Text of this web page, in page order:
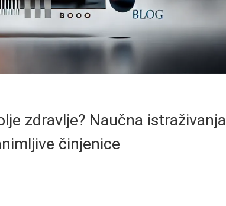
zdravlje? Naučna istraživanja
činjenice